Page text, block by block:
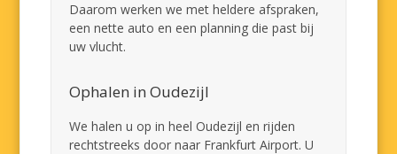
Daarom werken we met heldere afspraken,
een nette auto en een planning die past bij
uw vlucht.
Ophalen in Oudezijl
We halen u op in heel Oudezijl en rijden
rechtstreeks door naar Frankfurt Airport. U